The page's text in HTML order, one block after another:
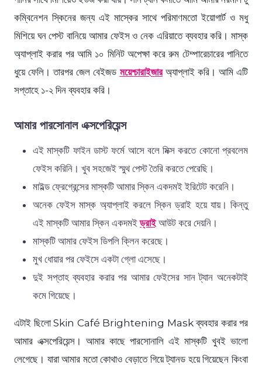
কম্বিনেশন স্কিনের জন্য এই মাস্কের সাথে পরিমাণমতো ইয়োগার্ট ও মধু
মিশিয়ে ঘন পেস্ট বানিয়ে আমার ফেইস ও নেক এরিয়াতে ব্যবহার করি। মাস্ক
অ্যাপ্লাই করার পর আমি ১০ মিনিট অপেক্ষা করে রুম টেম্পারেচারের পানিতে
ধুয়ে ফেলি। তারপর জেল বেইজড ময়েশ্চারাইজারঅ্যাপ্লাই করি। আমি এটি
সপ্তাহে ১-২ দিন ব্যবহার করি।
আমার পারসোনাল এক্সপেরিয়েন্স
এই মাস্কটি ফাইন ডাস্ট ফর্মে আসে বলে মিক্স করতে কোনো প্রবলেম
ফেইস করিনি। খুব সহজেই স্মুথ পেস্ট তৈরি করতে পেরেছি।
মাইল্ড ফ্রেগ্রেন্সের মাস্কটি আমার স্কিন একদমই ইরিটেট করেনি।
অনেক ফেইস মাস্ক অ্যাপ্লাই করলে স্কিন ড্রাই হয়ে যায়। কিন্তু
এই মাস্কটি আমার স্কিন একদমইড্রাইআউট করে দেয়নি।
মাস্কটি আমার ফেইস ডিপলি ক্লিন করেছে।
মুখ ধোয়ার পর ফেইসে একটা গ্লো এসেছে।
দুই সপ্তাহ ব্যবহার করার পর আমার ফেইসের সান ট্যান অনেকটাই
কমে গিয়েছে।
এটাই ছিলো Skin Café Brightening Mask ব্যবহার করার পর
আমার এক্সপেরিয়েন্স। আমার কাছে পারসোনালি এই মাস্কটি খুবই ভালো
লেগেছে। যারা আমার মতো কোথাও বেড়াতে গিয়ে ট্যানড হয়ে গিয়েছেন কিংবা